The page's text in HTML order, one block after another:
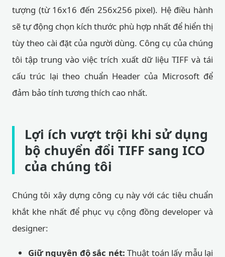
tượng (từ 16x16 đến 256x256 pixel). Hệ điều hành
sẽ tự động chọn kích thước phù hợp nhất để hiển thị
tùy theo cài đặt của người dùng. Công cụ của chúng
tôi tập trung vào việc trích xuất dữ liệu TIFF và tái
cấu trúc lại theo chuẩn Header của Microsoft để
đảm bảo tính tương thích cao nhất.
Lợi ích vượt trội khi sử dụng
bộ chuyển đổi TIFF sang ICO
của chúng tôi
Chúng tôi xây dựng công cụ này với các tiêu chuẩn
khắt khe nhất để phục vụ cộng đồng developer và
designer:
Giữ nguyên độ sắc nét: Thuật toán lấy mẫu lại